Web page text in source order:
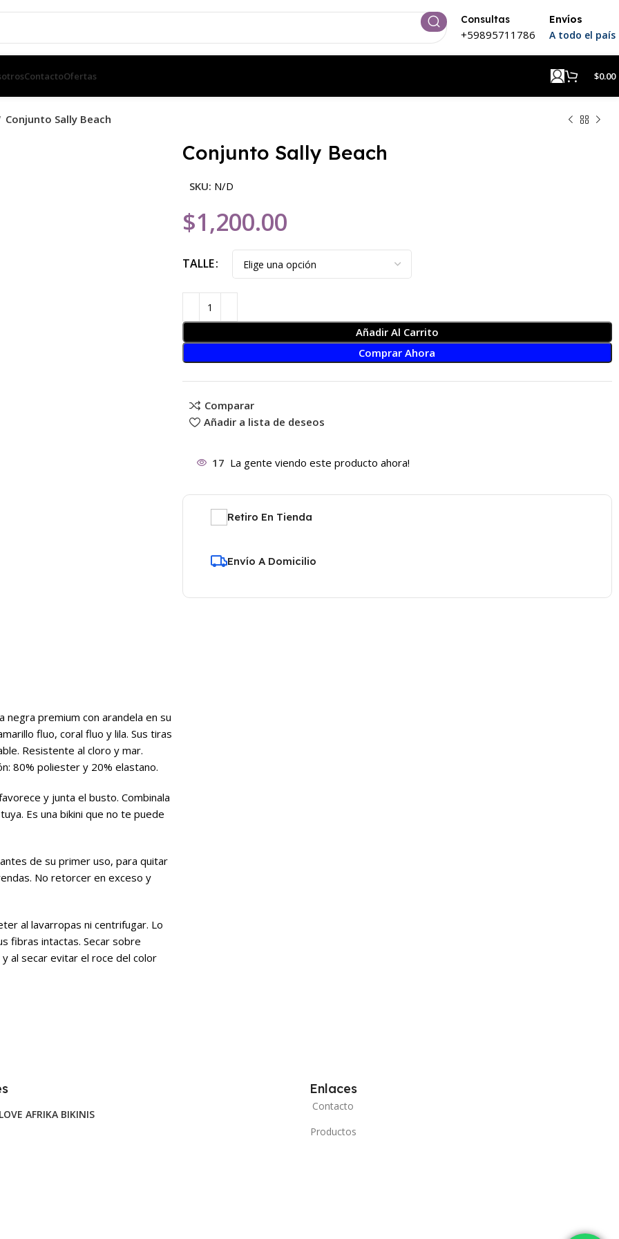
Consultas
+59895711786
Envíos
A todo el país
ContactoOfertas $0.00
Conjunto Sally Beach
Conjunto Sally Beach
SKU: N/D
$1,200.00
TALLE
Añadir Al Carrito
Comprar Ahora
Comparar
Añadir a lista de deseos
17 La gente viendo este producto ahora!
Retiro En Tienda
Envío A Domicilio
premium con arandela en su
fluo, coral fluo y lila. Sus tiras
Resistente al cloro y mar.
80% poliester y 20% elastano.
y junta el busto. Combinala
Es una bikini que no te puede
de su primer uso, para quitar
No retorcer en exceso y
al lavarropas ni centrifugar. Lo
fibras intactas. Secar sobre
al secar evitar el roce del color
LOVE AFRIKA BIKINIS
Enlaces
Contacto
Productos